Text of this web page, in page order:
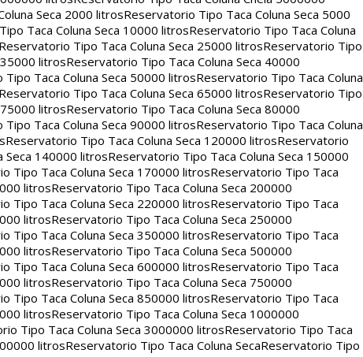
Seca 2000 litrosReservatorio Tipo Taca Coluna Seca 5000
Taca Coluna Seca 10000 litrosReservatorio Tipo Taca Coluna
Reservatorio Tipo Taca Coluna Seca 25000 litrosReservatorio Tipo
litrosReservatorio Tipo Taca Coluna Seca 40000
Taca Coluna Seca 50000 litrosReservatorio Tipo Taca Coluna
Reservatorio Tipo Taca Coluna Seca 65000 litrosReservatorio Tipo
litrosReservatorio Tipo Taca Coluna Seca 80000
Taca Coluna Seca 90000 litrosReservatorio Tipo Taca Coluna
Reservatorio Tipo Taca Coluna Seca 120000 litrosReservatorio
Seca 140000 litrosReservatorio Tipo Taca Coluna Seca 150000
Tipo Taca Coluna Seca 170000 litrosReservatorio Tipo Taca
litrosReservatorio Tipo Taca Coluna Seca 200000
Tipo Taca Coluna Seca 220000 litrosReservatorio Tipo Taca
litrosReservatorio Tipo Taca Coluna Seca 250000
Tipo Taca Coluna Seca 350000 litrosReservatorio Tipo Taca
litrosReservatorio Tipo Taca Coluna Seca 500000
Tipo Taca Coluna Seca 600000 litrosReservatorio Tipo Taca
litrosReservatorio Tipo Taca Coluna Seca 750000
Tipo Taca Coluna Seca 850000 litrosReservatorio Tipo Taca
litrosReservatorio Tipo Taca Coluna Seca 1000000
Tipo Taca Coluna Seca 3000000 litrosReservatorio Tipo Taca
litrosReservatorio Tipo Taca Coluna SecaReservatorio Tipo